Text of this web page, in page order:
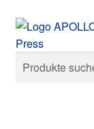
Zur
Navigation
springen
Zum
Inhalt
springen
Suchen
nach:
Suchen